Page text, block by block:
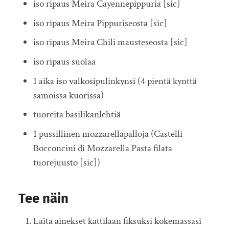
iso ripaus Meira Cayennepippuria [sic]
iso ripaus Meira Pippuriseosta [sic]
iso ripaus Meira Chili mausteseosta [sic]
iso ripaus suolaa
1 aika iso valkosipulinkynsi (4 pientä kynttä
samoissa kuorissa)
tuoreita basilikanlehtiä
1 pussillinen mozzarellapalloja (Castelli
Bocconcini di Mozzarella Pasta filata
tuorejuusto [sic])
Tee näin
Laita ainekset kattilaan fiksuksi kokemassasi